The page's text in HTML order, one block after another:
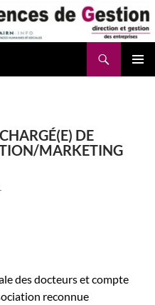
DE
MARKETING
des docteurs et compte
reconnue